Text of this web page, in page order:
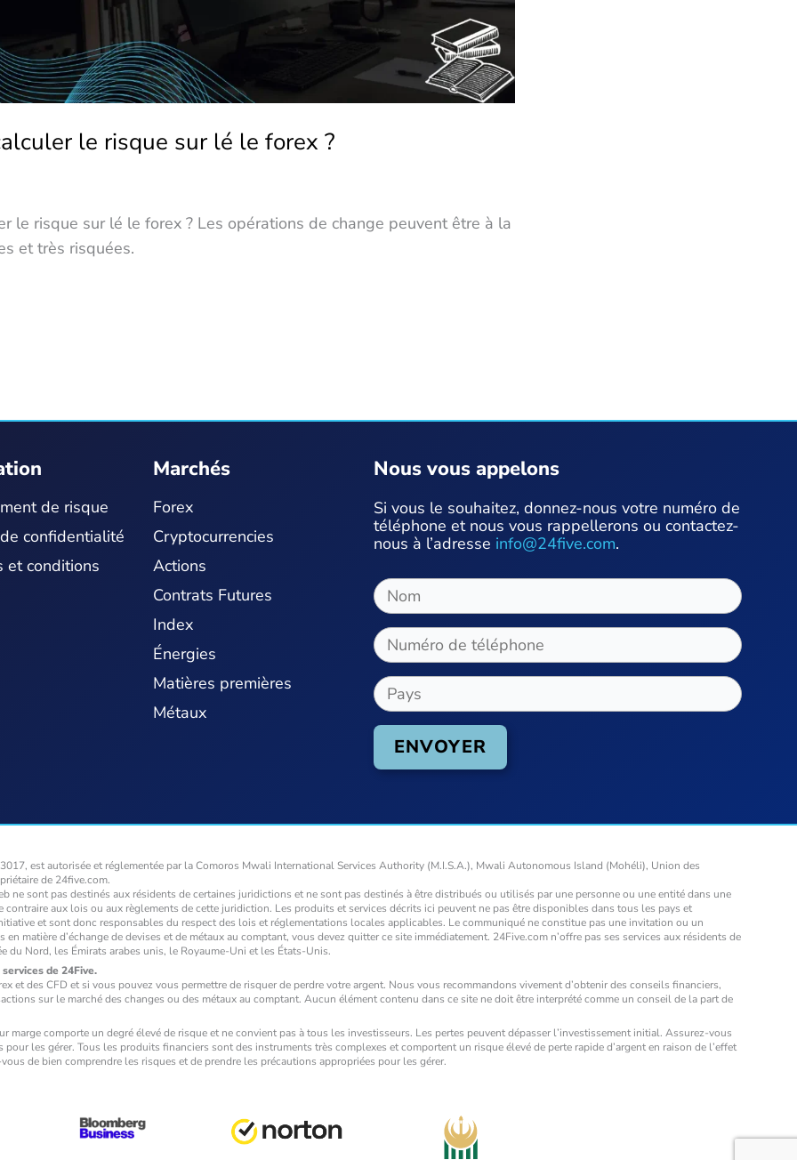
le risque sur lé le forex ?
le risque sur lé le forex ? Les opérations de change peuvent être à la
et très risquées.
de risque
confidentialité
et conditions
Marchés
Forex
Cryptocurrencies
Actions
Contrats Futures
Index
Énergies
Matières premières
Métaux
Nous vous appelons
Si vous le souhaitez, donnez-nous votre numéro de
téléphone et nous vous rappellerons ou contactez-
nous à l’adresse info@24five.com.
est autorisée et réglementée par la Comoros Mwali International Services Authority (M.I.S.A.), Mwali Autonomous Island (Mohéli), Union des
de 24five.com.
ne sont pas destinés aux résidents de certaines juridictions et ne sont pas destinés à être distribués ou utilisés par une personne ou une entité dans une
aux lois ou aux règlements de cette juridiction. Les produits et services décrits ici peuvent ne pas être disponibles dans tous les pays et
et sont donc responsables du respect des lois et réglementations locales applicables. Le communiqué ne constitue pas une invitation ou un
matière d’échange de devises et de métaux au comptant, vous devez quitter ce site immédiatement. 24Five.com n’offre pas ses services aux résidents de
du Nord, les Émirats arabes unis, le Royaume-Uni et les États-Unis.
de 24Five.
et des CFD et si vous pouvez vous permettre de risquer de perdre votre argent. Nous vous recommandons vivement d’obtenir des conseils financiers,
sur le marché des changes ou des métaux au comptant. Aucun élément contenu dans ce site ne doit être interprété comme un conseil de la part de
marge comporte un degré élevé de risque et ne convient pas à tous les investisseurs. Les pertes peuvent dépasser l’investissement initial. Assurez-vous
les gérer. Tous les produits financiers sont des instruments très complexes et comportent un risque élevé de perte rapide d’argent en raison de l’effet
de bien comprendre les risques et de prendre les précautions appropriées pour les gérer.